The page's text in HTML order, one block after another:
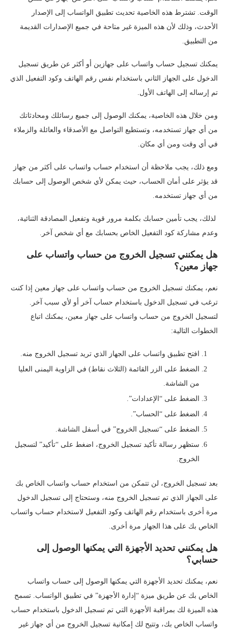
الوقت. تشترط هذه الخاصية تحديث تطبيق الواتساب إلى الإصدار
الأحدث، وذلك لأن هذه الميزة غير متاحة في جميع الإصدارات القديمة
من التطبيق.
يمكنك تسجيل حساب واتساب على جهازين أو أكثر عن طريق تسجيل
الدخول على الجهاز الثاني باستخدام نفس رقم الهاتف وكود التفعيل الذي
تم إرساله إلى الهاتف الأول.
ومن خلال هذه الخاصية، يمكنك الوصول إلى جميع رسائلك ومحادثاتك
من أي جهاز تستخدمه، وتستطيع التواصل مع الأصدقاء والعائلة والزملاء
في أي وقت ومن أي مكان.
ومع ذلك، يجب ملاحظة أن استخدام حساب واتساب على أكثر من جهاز
قد يؤثر على أمان الحساب، حيث يمكن لأي شخص الوصول إلى حسابك
من أي جهاز تستخدمه.
لذلك، يجب تأمين حسابك بكلمة مرور قوية وتفعيل المصادقة الثنائية،
وعدم مشاركة كود التفعيل الخاص بحسابك مع أي شخص آخر.
هل يمكنني تسجيل الخروج من حساب واتساب على
جهاز معين؟
نعم، يمكنك تسجيل الخروج من حساب واتساب على جهاز معين إذا كنت
ترغب في تسجيل الدخول باستخدام حساب آخر أو لأي سبب آخر.
لتسجيل الخروج من حساب واتساب على جهاز معين، يمكنك اتباع
الخطوات التالية:
افتح تطبيق واتساب على الجهاز الذي تريد تسجيل الخروج منه.
الضغط على الزر القائمة (الثلاث نقاط) في الزاوية اليمنى العليا
من الشاشة.
الضغط على “الإعدادات”.
الضغط على “الحساب”.
الضغط على “تسجيل الخروج” في أسفل الشاشة.
ستظهر رسالة تأكيد تسجيل الخروج، اضغط على “تأكيد” لتسجيل
الخروج.
بعد تسجيل الخروج، لن تتمكن من استخدام حساب واتساب الخاص بك
على الجهاز الذي تم تسجيل الخروج منه، وستحتاج إلى تسجيل الدخول
مرة أخرى باستخدام رقم الهاتف وكود التفعيل لاستخدام حساب واتساب
الخاص بك على هذا الجهاز مرة أخرى.
هل يمكنني تحديد الأجهزة التي يمكنها الوصول إلى
حسابي؟
نعم، يمكنك تحديد الأجهزة التي يمكنها الوصول إلى حساب واتساب
الخاص بك عن طريق ميزة “إدارة الأجهزة” في تطبيق الواتساب. تسمح
هذه الميزة لك بمراقبة الأجهزة التي تم تسجيل الدخول باستخدام حساب
واتساب الخاص بك، وتتيح لك إمكانية تسجيل الخروج من أي جهاز غير